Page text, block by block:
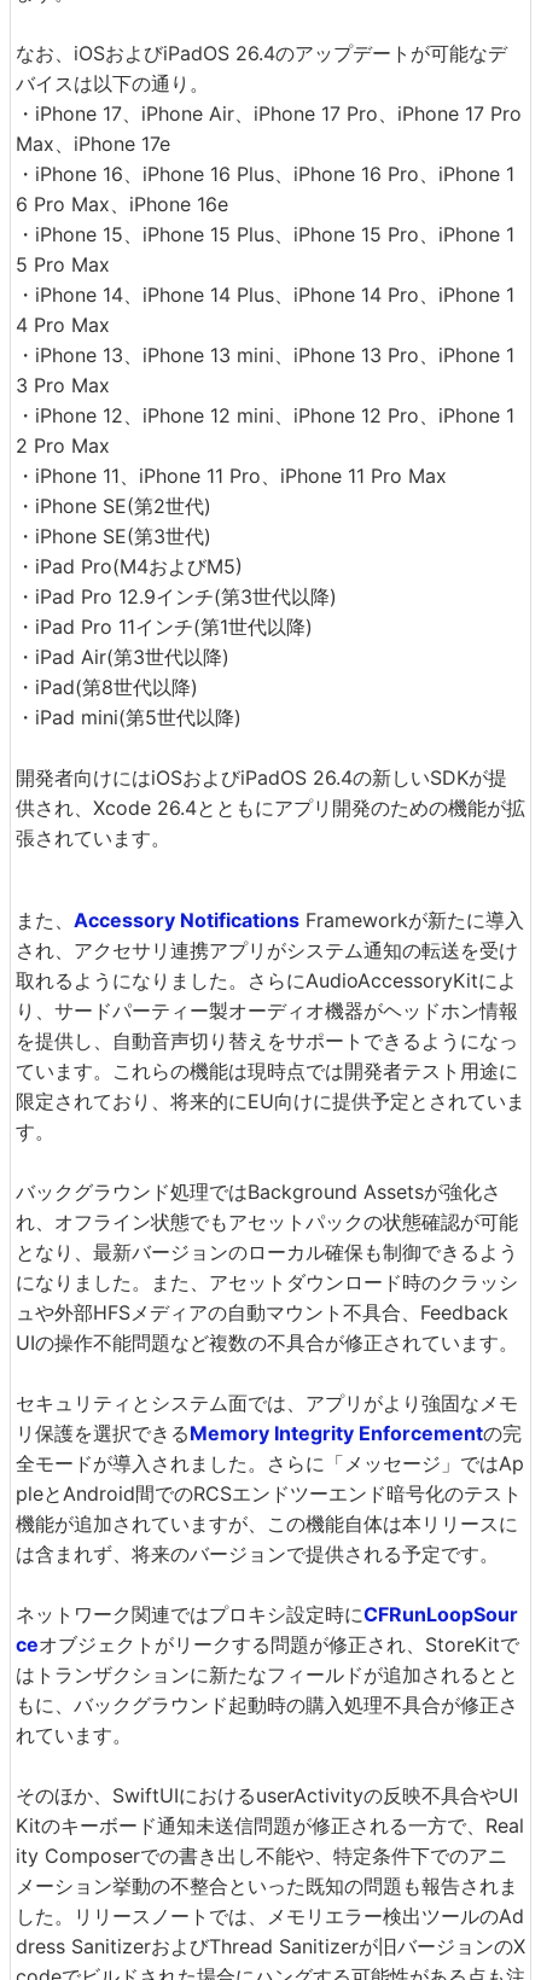
なお、iOSおよびiPadOS 26.4のアップデートが可能なデ
バイスは以下の通り。
・iPhone 17、iPhone Air、iPhone 17 Pro、iPhone 17 Pro
Max、iPhone 17e
・iPhone 16、iPhone 16 Plus、iPhone 16 Pro、iPhone 1
6 Pro Max、iPhone 16e
・iPhone 15、iPhone 15 Plus、iPhone 15 Pro、iPhone 1
5 Pro Max
・iPhone 14、iPhone 14 Plus、iPhone 14 Pro、iPhone 1
4 Pro Max
・iPhone 13、iPhone 13 mini、iPhone 13 Pro、iPhone 1
3 Pro Max
・iPhone 12、iPhone 12 mini、iPhone 12 Pro、iPhone 1
2 Pro Max
・iPhone 11、iPhone 11 Pro、iPhone 11 Pro Max
・iPhone SE(第2世代)
・iPhone SE(第3世代)
・iPad Pro(M4およびM5)
・iPad Pro 12.9インチ(第3世代以降)
・iPad Pro 11インチ(第1世代以降)
・iPad Air(第3世代以降)
・iPad(第8世代以降)
・iPad mini(第5世代以降)
開発者向けにはiOSおよびiPadOS 26.4の新しいSDKが提
供され、Xcode 26.4とともにアプリ開発のための機能が拡
張されています。
また、 Accessory Notifications Frameworkが新たに導入
され、アクセサリ連携アプリがシステム通知の転送を受け
取れるようになりました。さらにAudioAccessoryKitによ
り、サードパーティー製オーディオ機器がヘッドホン情報
を提供し、自動音声切り替えをサポートできるようになっ
ています。これらの機能は現時点では開発者テスト用途に
限定されており、将来的にEU向けに提供予定とされていま
す。
バックグラウンド処理ではBackground Assetsが強化さ
れ、オフライン状態でもアセットパックの状態確認が可能
となり、最新バージョンのローカル確保も制御できるよう
になりました。また、アセットダウンロード時のクラッシ
ュや外部HFSメディアの自動マウント不具合、Feedback
UIの操作不能問題など複数の不具合が修正されています。
セキュリティとシステム面では、アプリがより強固なメモ
リ保護を選択できるMemory Integrity Enforcementの完
全モードが導入されました。さらに「メッセージ」ではAp
pleとAndroid間でのRCSエンドツーエンド暗号化のテスト
機能が追加されていますが、この機能自体は本リリースに
は含まれず、将来のバージョンで提供される予定です。
ネットワーク関連ではプロキシ設定時にCFRunLoopSour
ceオブジェクトがリークする問題が修正され、StoreKitで
はトランザクションに新たなフィールドが追加されるとと
もに、バックグラウンド起動時の購入処理不具合が修正さ
れています。
そのほか、SwiftUIにおけるuserActivityの反映不具合やUI
Kitのキーボード通知未送信問題が修正される一方で、Real
ity Composerでの書き出し不能や、特定条件下でのアニ
メーション挙動の不整合といった既知の問題も報告されま
した。リリースノートでは、メモリエラー検出ツールのAd
dress SanitizerおよびThread Sanitizerが旧バージョンのX